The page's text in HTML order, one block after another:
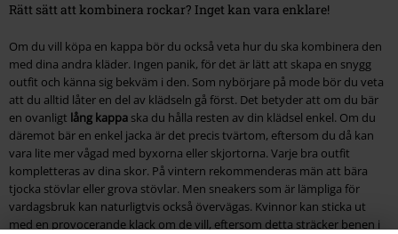
Rätt sätt att kombinera rockar? Inget kan vara enklare!
Om du vill köpa en kappa bör du också veta hur du ska kombinera den
med dina andra kläder. Ingen panik, för det är lätt att skapa en snygg
outfit och känna sig bekväm i den. Som nybörjare på mode bör du veta
att du alltid låter en del av klädseln gå först. Det betyder att om du bär
en ovanligt lång kappa ska du hålla resten av din klädsel enkel. Om du
däremot bär en enkel jacka är det precis tvärtom, eftersom du då kan
vara lite mer vågad med byxorna eller skjortorna. Varje bra outfit
kompletteras av dina skor. På vintern rekommenderas män att bära
tjocka stövlar eller grova stövlar. Men sneakers som är lämpliga för
vardagsbruk kan naturligtvis också övervägas. Kvinnor kan sticka ut
med en provocerande klack om de vill, eftersom detta sträcker benen i